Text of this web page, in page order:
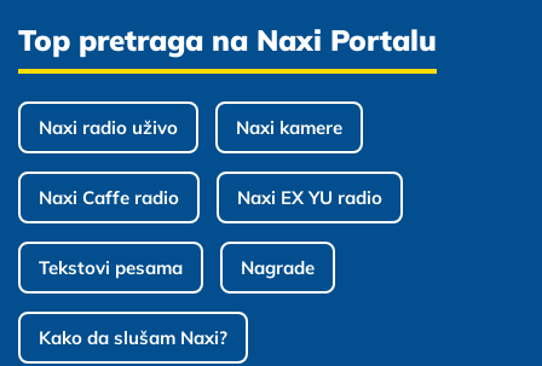
Top pretraga na Naxi Portalu
Naxi radio uživo Naxi kamere
Naxi Caffe radio Naxi EX YU radio
Tekstovi pesama Nagrade
Kako da slušam Naxi?